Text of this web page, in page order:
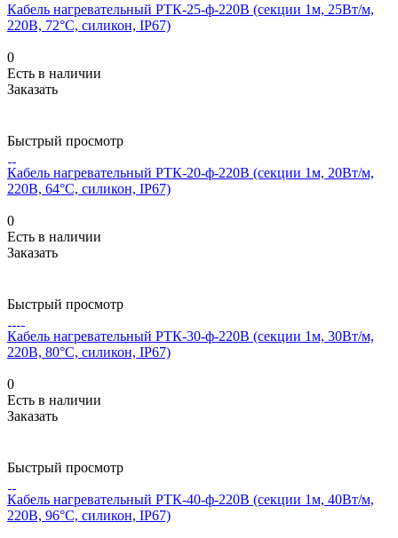
Кабель нагревательный РТК-25-ф-220В (секции 1м, 25Вт/м,
220В, 72°С, силикон, IP67)
0
Есть в наличии
Заказать
Быстрый просмотр
Кабель нагревательный РТК-20-ф-220В (секции 1м, 20Вт/м,
220В, 64°С, силикон, IP67)
0
Есть в наличии
Заказать
Быстрый просмотр
Кабель нагревательный РТК-30-ф-220В (секции 1м, 30Вт/м,
220В, 80°С, силикон, IP67)
0
Есть в наличии
Заказать
Быстрый просмотр
Кабель нагревательный РТК-40-ф-220В (секции 1м, 40Вт/м,
220В, 96°С, силикон, IP67)